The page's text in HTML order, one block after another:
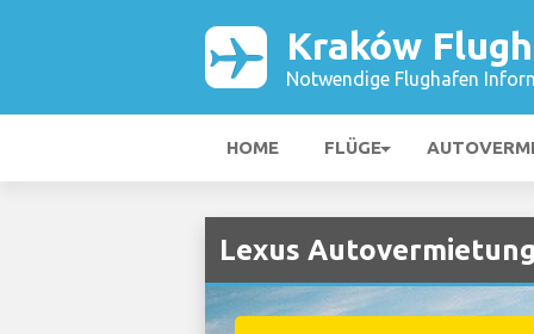
Kraków
Notwendige Flughafen
HOME FLÜGE
Lexus